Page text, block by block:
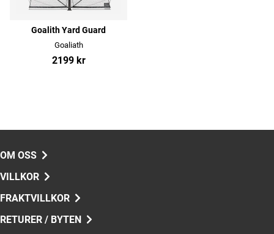
Goalith Yard Guard
Goaliath
2199 kr
OM OSS
VILLKOR
FRAKTVILLKOR
RETURER / BYTEN